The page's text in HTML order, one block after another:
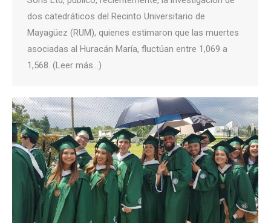
dos catedráticos del Recinto Universitario de
Mayagüez (RUM), quienes estimaron que las muertes
asociadas al Huracán María, fluctúan entre 1,069 a
1,568. (Leer más…)